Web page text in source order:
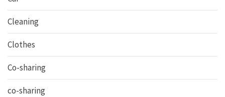
Cleaning
Clothes
Co-sharing
co-sharing